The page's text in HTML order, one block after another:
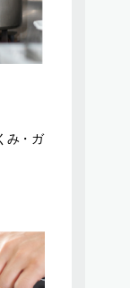
み・ガ